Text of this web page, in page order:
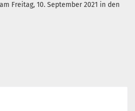
Freitag, 10. September 2021 in den